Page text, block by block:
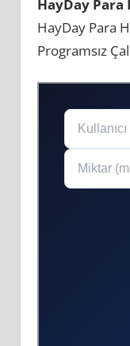
HayDay Para
HayDay Para
Programsız